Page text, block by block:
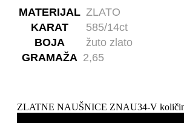
MATERIJAL ZLATO
KARAT
585/14ct
BOJA
žuto zlato
GRAMAŽA 2,65
ZLATNE NAUŠNICE ZNAU34-V